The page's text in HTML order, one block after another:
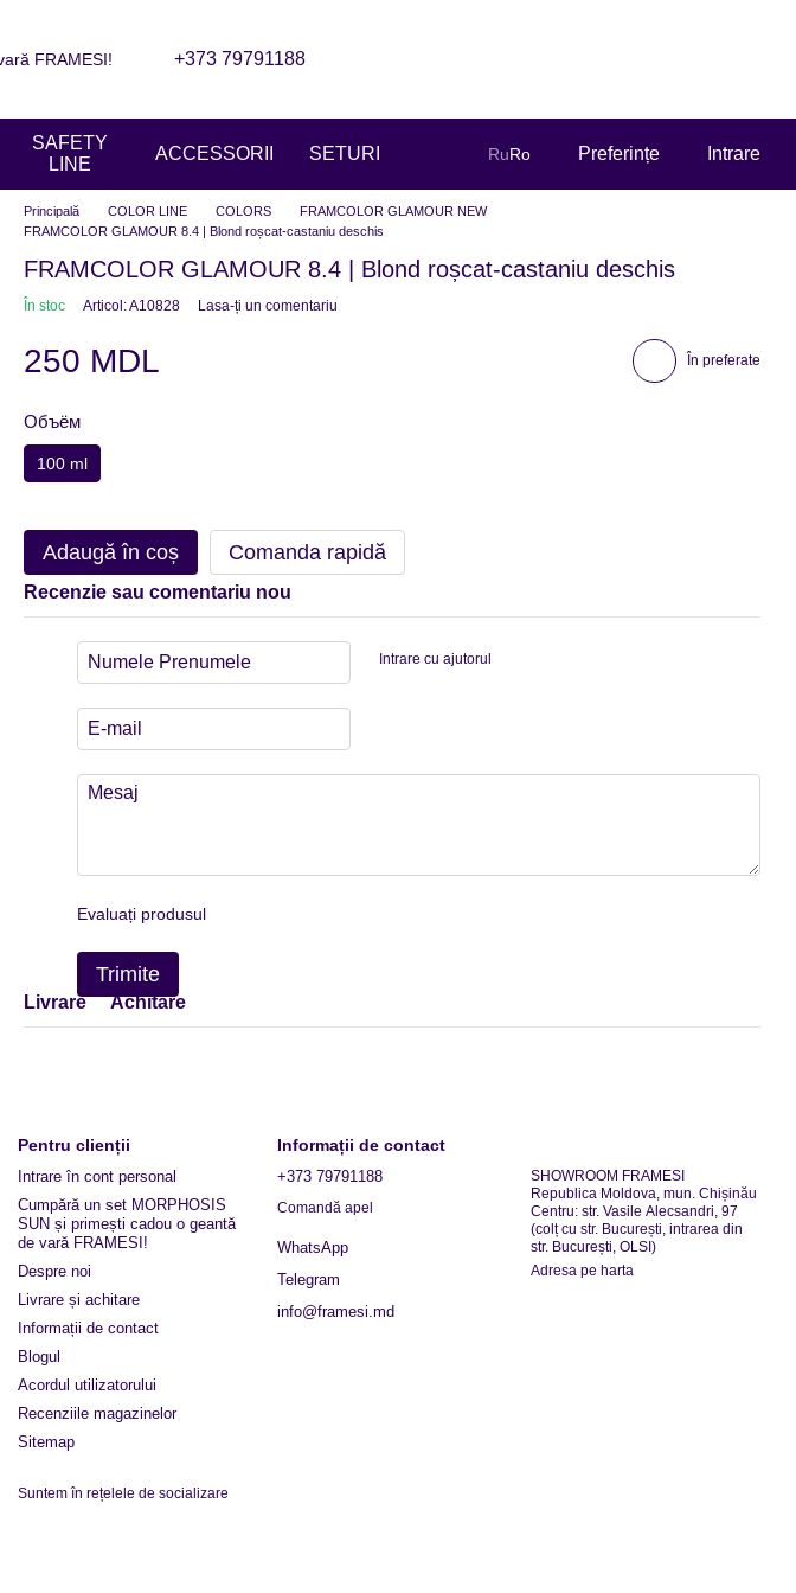
FRAMESI!
+373 79791188
SAFETY
LINE
ACCESSORII SETURI RuRo Preferințe Intrare
Principală COLOR LINE COLORS
FRAMCOLOR GLAMOUR NEW
FRAMCOLOR GLAMOUR 8.4 | Blond roșcat-castaniu deschis
FRAMCOLOR GLAMOUR 8.4 | Blond roșcat-castaniu deschis
În stoc Articol: A10828 Lasa-ți un comentariu
250 MDL În preferate
Объём
100 ml
Adaugă în coș Comanda rapidă
Recenzie sau comentariu nou
Intrare cu ajutorul
Evaluați produsul
Trimite
Livrare Achitare
Pentru clienții
Intrare în cont personal
Cumpără un set MORPHOSIS
SUN și primești cadou o geantă
de vară FRAMESI!
Despre noi
Livrare și achitare
Informații de contact
Blogul
Acordul utilizatorului
Recenziile magazinelor
Sitemap
Suntem în rețelele de socializare
Informații de contact
+373 79791188
Comandă apel
WhatsApp
Telegram
info@framesi.md
SHOWROOM FRAMESI
Republica Moldova, mun. Chișinău
Centru: str. Vasile Alecsandri, 97
(colț cu str. București, intrarea din
str. București, OLSI)
Adresa pe harta